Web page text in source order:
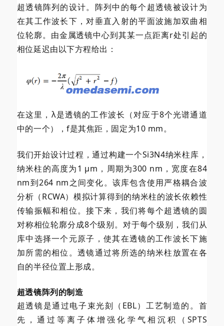
超透镜阵列的设计。阵列中的每个超透镜被设计为
在其工作波长下，对垂直入射的平面波施加双曲相
位轮廓。由金属透镜中心到其某一点距离r处引起的
相位延迟由以下方程给出：
在这里，λ是透镜的工作波长（对应于8个光谱通道
中的一个），f是其焦距，固定为10 mm。
我们开始设计过程，通过构建一个Si3N4纳米柱库，
纳米柱的高度为1 μm，周期为300 nm，宽度在84
nm到264 nm之间变化。该库包含使用严格耦合波
分析（RCWA）模拟计算得到的纳米柱的波长依赖性
传输振幅和相位。接下来，我们将每个超透镜的圆
对称相位轮廓分成8个级别。对于每个级别，我们从
库中选择一个元原子，使其在透镜的工作波长下施
加所需的相位。透镜通过将所选的纳米柱放置在各
自的半径位置上形成。
超透镜阵列的制造
超透镜是通过电子束光刻（EBL）工艺制造的。首
先，通过等离子体增强化学气相沉积（SPTS